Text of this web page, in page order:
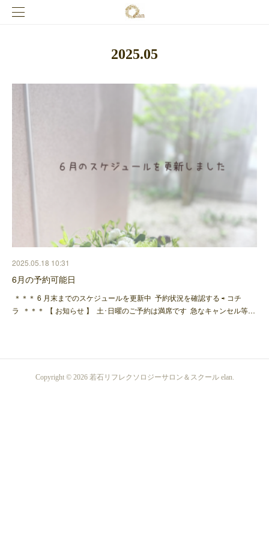
2025.05
2025.05.18 10:31
6月の予約可能日
＊＊＊ 6 月末までのスケジュールを更新中 予約状況を確認する ⇨ コチ
ラ ＊＊＊ 【 お知らせ 】 土･日曜のご予約は満席です 急なキャンセル等…
Copyright © 2026 若石リフレクソロジーサロン＆スクール elan.